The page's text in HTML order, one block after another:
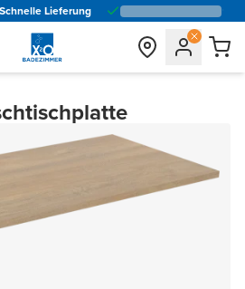
Schnelle Lieferung